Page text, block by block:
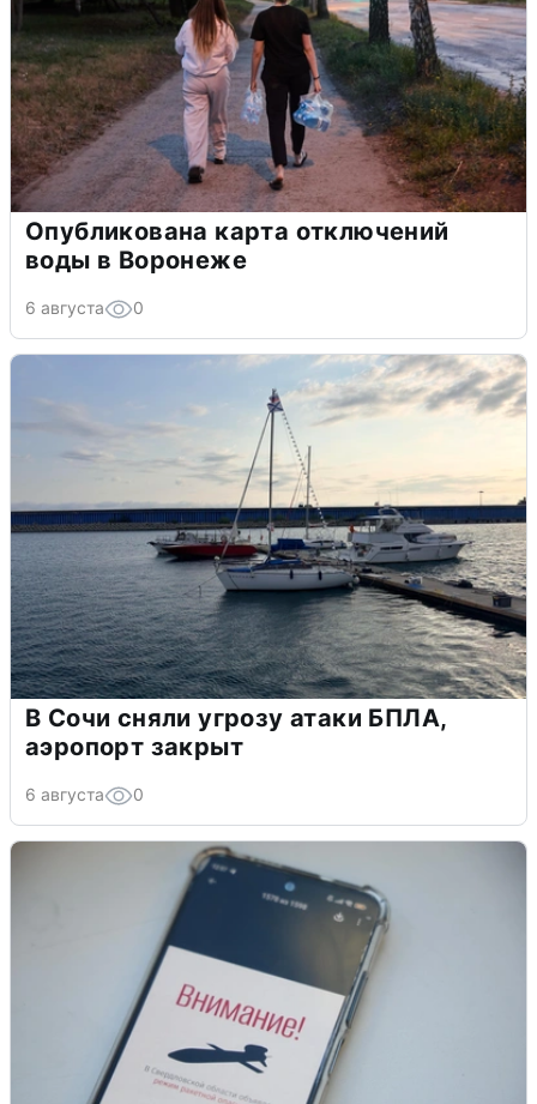
Опубликована карта отключений
воды в Воронеже
6 августа 0
В Сочи сняли угрозу атаки БПЛА,
аэропорт закрыт
6 августа 0